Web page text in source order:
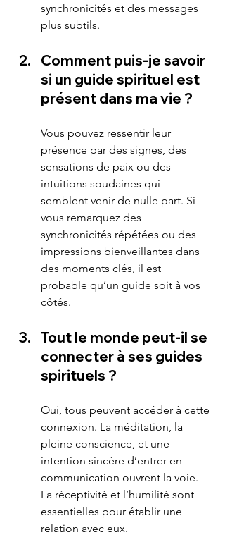
synchronicités et des messages
plus subtils.
Comment puis-je savoir
si un guide spirituel est
présent dans ma vie ?
Vous pouvez ressentir leur
présence par des signes, des
sensations de paix ou des
intuitions soudaines qui
semblent venir de nulle part. Si
vous remarquez des
synchronicités répétées ou des
impressions bienveillantes dans
des moments clés, il est
probable qu’un guide soit à vos
côtés.
Tout le monde peut-il se
connecter à ses guides
spirituels ?
Oui, tous peuvent accéder à cette
connexion. La méditation, la
pleine conscience, et une
intention sincère d’entrer en
communication ouvrent la voie.
La réceptivité et l’humilité sont
essentielles pour établir une
relation avec eux.